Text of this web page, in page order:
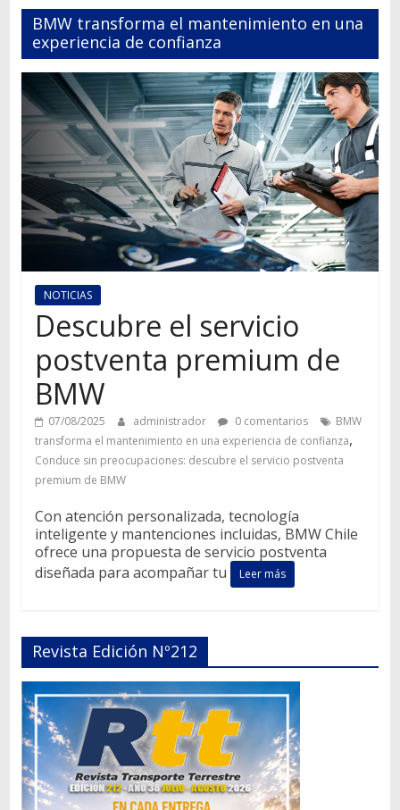
Autos,
camiones,
motos,
información
del
mundo
del
transporte
BMW transforma el mantenimiento en una
experiencia de confianza
NOTICIAS
Descubre el servicio
postventa premium de
BMW
07/08/2025 administrador 0 comentarios
BMW
transforma el mantenimiento en una experiencia de confianza,
Conduce sin preocupaciones: descubre el servicio postventa
premium de BMW
Con atención personalizada, tecnología
inteligente y mantenciones incluidas, BMW Chile
ofrece una propuesta de servicio postventa
diseñada para acompañar tu
Leer más
Revista Edición Nº212